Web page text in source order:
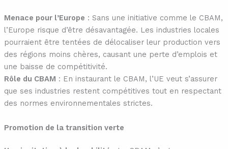
Menace pour l’Europe : Sans une initiative comme le CBAM,
l’Europe risque d’être désavantagée. Les industries locales
pourraient être tentées de délocaliser leur production vers
des régions moins chères, causant une perte d’emplois et
une baisse de compétitivité.
Rôle du CBAM : En instaurant le CBAM, l’UE veut s’assurer
que ses industries restent compétitives tout en respectant
des normes environnementales strictes.
Promotion de la transition verte